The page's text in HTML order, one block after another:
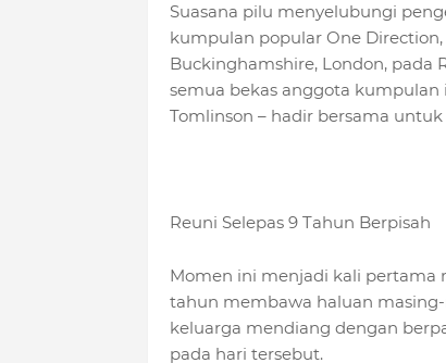
Suasana pilu menyelubungi
kumpulan popular One
Buckinghamshire, London, pada
semua bekas anggota kumpulan
Tomlinson – hadir bersama
Reuni Selepas 9 Tahun Berpisah
Momen ini menjadi kali pertama
tahun membawa haluan
keluarga mendiang dengan
pada hari tersebut.